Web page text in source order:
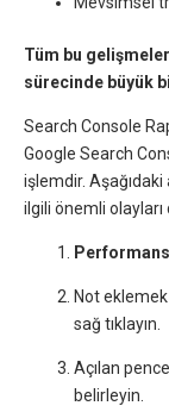
Tüm bu
sürecinde büyük
Search Console
Google Search
işlemdir.
ilgili önemli
Not
sağ tıklayın.
Açılan
belirleyin.